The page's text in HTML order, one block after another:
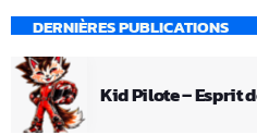
DERNIÈRES PUBLICATIONS
Kid Pilote – Esprit